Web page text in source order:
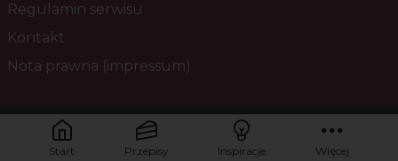
Start Przepisy Inspiracje Więcej
Regulamin serwisu
Kontakt
Nota prawna (impressum)
Masz pytania? Skontaktuj się z nami!